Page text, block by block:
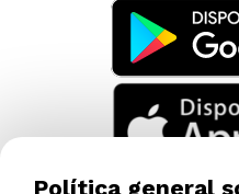
Política general